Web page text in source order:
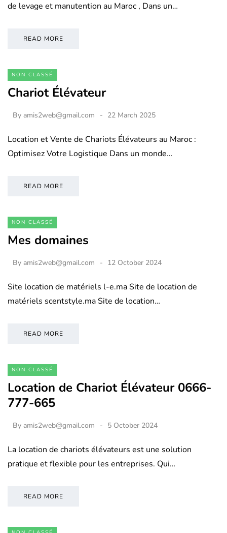
de levage et manutention au Maroc , Dans un…
READ MORE
NON CLASSÉ
Chariot Élévateur
By amis2web@gmail.com 22 March 2025
Location et Vente de Chariots Élévateurs au Maroc :
Optimisez Votre Logistique Dans un monde…
READ MORE
NON CLASSÉ
Mes domaines
By amis2web@gmail.com 12 October 2024
Site location de matériels l-e.ma Site de location de
matériels scentstyle.ma Site de location…
READ MORE
NON CLASSÉ
Location de Chariot Élévateur 0666-
777-665
By amis2web@gmail.com 5 October 2024
La location de chariots élévateurs est une solution
pratique et flexible pour les entreprises. Qui…
READ MORE